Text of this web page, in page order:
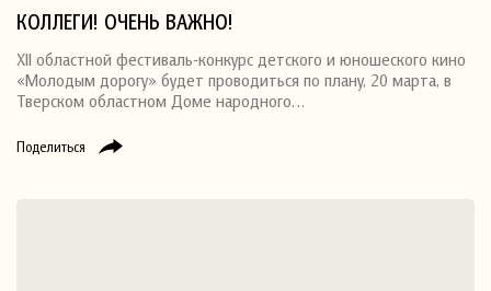
Поделиться
КОЛЛЕГИ! ОЧЕНЬ ВАЖНО!
XII областной фестиваль-конкурс детского и юношеского кино
«Молодым дорогу» будет проводиться по плану, 20 марта, в
Тверском областном Доме народного…